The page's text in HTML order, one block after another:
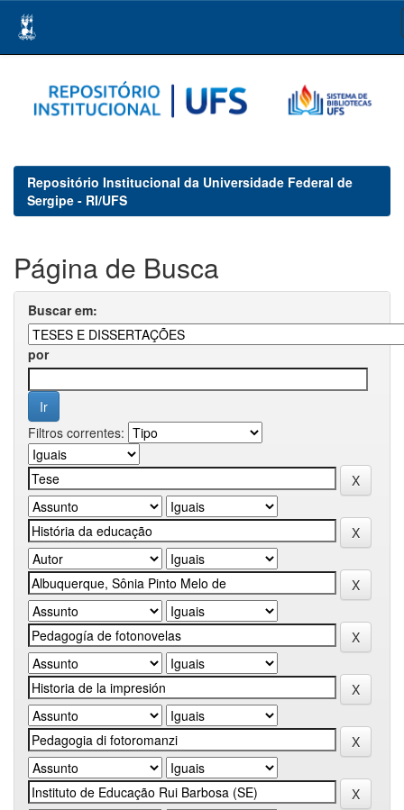
navigation
Repositório Institucional da Universidade Federal de
Sergipe - RI/UFS
Página de Busca
Buscar em:
por
Filtros correntes: